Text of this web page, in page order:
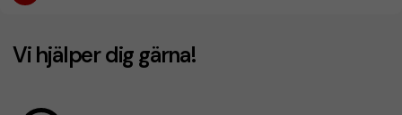
Vi hjälper dig gärna!